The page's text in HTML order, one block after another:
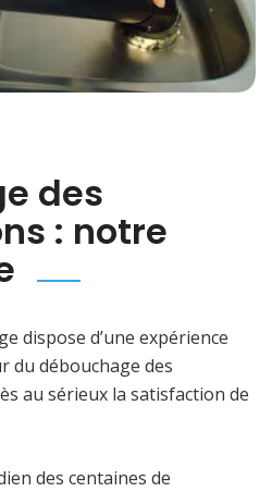
des
: notre
dispose d’une expérience
du débouchage des
au sérieux la satisfaction de
des centaines de